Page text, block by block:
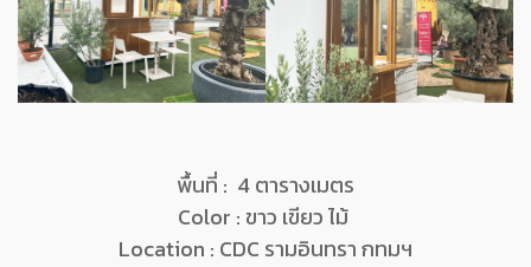
พื้นที่ : 4 ตารางเมตร
Color : ขาว เขียว ไม้
Location : CDC รามอินทรา กทมฯ